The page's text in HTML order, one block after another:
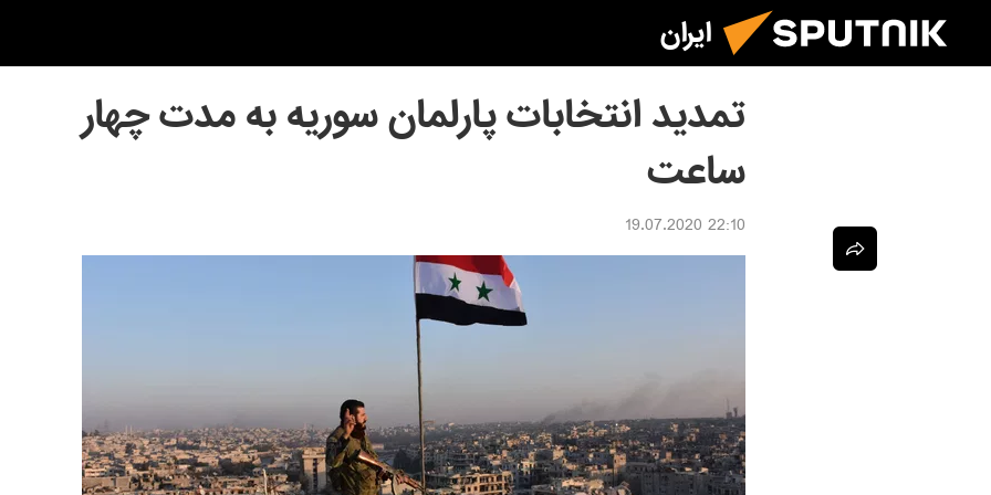
ایران
تمدید انتخابات پارلمان سوریه به مدت چهار
ساعت
22:10 19.07.2020